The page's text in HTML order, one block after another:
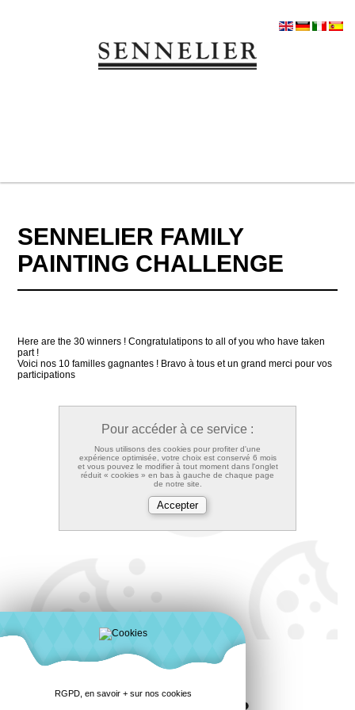
SENNELIER FAMILY
PAINTING CHALLENGE
Here are the 30 winners ! Congratulatipons to all of you who have taken
part !
Voici nos 10 familles gagnantes ! Bravo à tous et un grand merci pour vos
participations
Pour accéder à ce service :
Nous utilisons des cookies pour profiter d'une
expérience optimisée, votre choix est conservé 6 mois
et vous pouvez le modifier à tout moment dans l'onglet
réduit « cookies » en bas à gauche de chaque page
de notre site.
RGPD, en savoir + sur nos cookies